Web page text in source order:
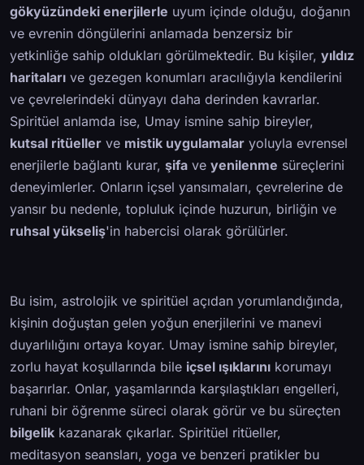
gökyüzündeki enerjilerle uyum içinde olduğu, doğanın
ve evrenin döngülerini anlamada benzersiz bir
yetkinliğe sahip oldukları görülmektedir. Bu kişiler, yıldız
haritaları ve gezegen konumları aracılığıyla kendilerini
ve çevrelerindeki dünyayı daha derinden kavrarlar.
Spiritüel anlamda ise, Umay ismine sahip bireyler,
kutsal ritüeller ve mistik uygulamalar yoluyla evrensel
enerjilerle bağlantı kurar, şifa ve yenilenme süreçlerini
deneyimlerler. Onların içsel yansımaları, çevrelerine de
yansır bu nedenle, topluluk içinde huzurun, birliğin ve
ruhsal yükseliş'in habercisi olarak görülürler.
Bu isim, astrolojik ve spiritüel açıdan yorumlandığında,
kişinin doğuştan gelen yoğun enerjilerini ve manevi
duyarlılığını ortaya koyar. Umay ismine sahip bireyler,
zorlu hayat koşullarında bile içsel ışıklarını korumayı
başarırlar. Onlar, yaşamlarında karşılaştıkları engelleri,
ruhani bir öğrenme süreci olarak görür ve bu süreçten
bilgelik kazanarak çıkarlar. Spiritüel ritüeller,
meditasyon seansları, yoga ve benzeri pratikler bu